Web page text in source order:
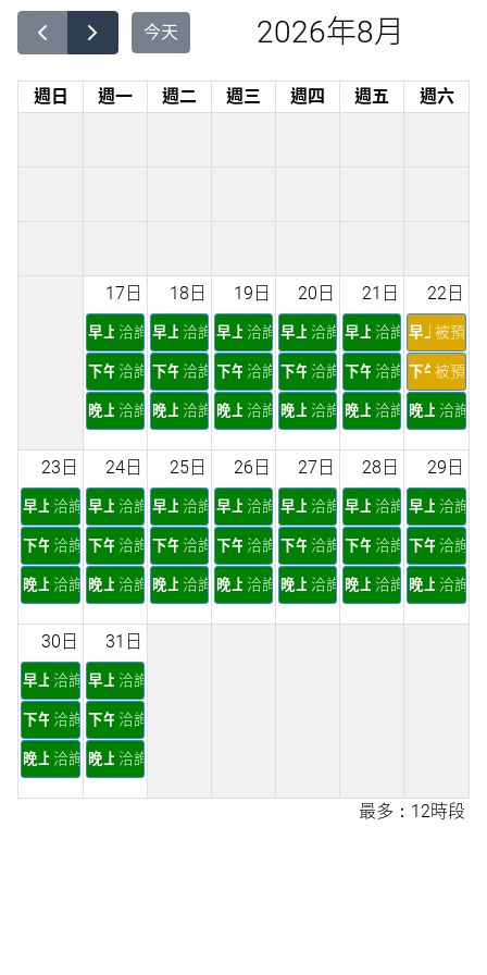
今天 2026年8月
週日 週一 週二 週三 週四 週五 週六
17日
早上 洽詢
下午 洽詢
晚上 洽詢
18日
早上 洽詢
下午 洽詢
晚上 洽詢
19日
早上 洽詢
下午 洽詢
晚上 洽詢
20日
早上 洽詢
下午 洽詢
晚上 洽詢
21日
早上 洽詢
下午 洽詢
晚上 洽詢
22日
早上被預定
下午被預定
晚上 洽詢
23日
早上 洽詢
下午 洽詢
晚上 洽詢
24日
早上 洽詢
下午 洽詢
晚上 洽詢
25日
早上 洽詢
下午 洽詢
晚上 洽詢
26日
早上 洽詢
下午 洽詢
晚上 洽詢
27日
早上 洽詢
下午 洽詢
晚上 洽詢
28日
早上 洽詢
下午 洽詢
晚上 洽詢
29日
早上 洽詢
下午 洽詢
晚上 洽詢
30日
早上 洽詢
下午 洽詢
晚上 洽詢
31日
早上 洽詢
下午 洽詢
晚上 洽詢
最多：12時段